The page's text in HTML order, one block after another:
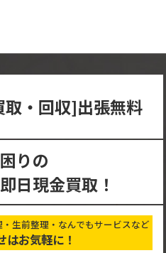
取・回収]出張無料
りの
日現金買取！
生前整理・なんでもサービスなど
はお気軽に！